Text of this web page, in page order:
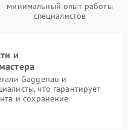
минимальный опыт работы
специалистов
и
Gaggenau и
что гарантирует
и сохранение